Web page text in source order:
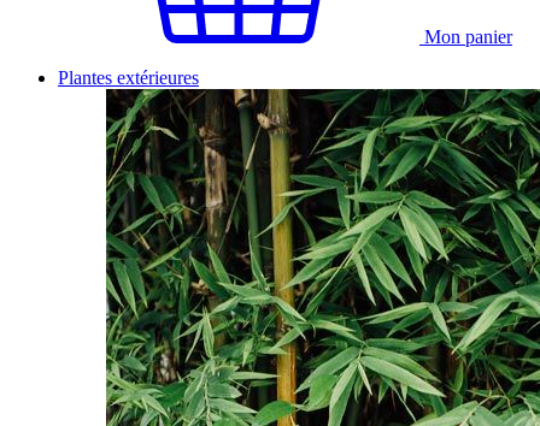
Mon panier
Plantes extérieures